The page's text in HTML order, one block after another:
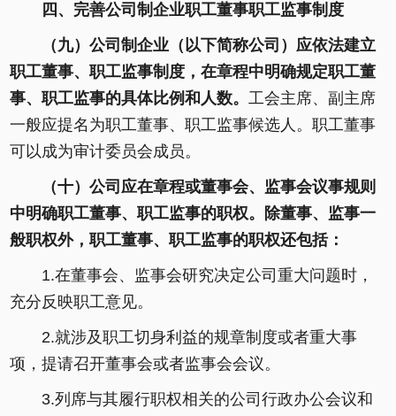
四、完善公司制企业职工董事职工监事制度
（九）公司制企业（以下简称公司）应依法建立
职工董事、职工监事制度，在章程中明确规定职工董
事、职工监事的具体比例和人数。 工会主席、副主席
一般应提名为职工董事、职工监事候选人。职工董事
可以成为审计委员会成员。
（十）公司应在章程或董事会、监事会议事规则
中明确职工董事、职工监事的职权。除董事、监事一
般职权外，职工董事、职工监事的职权还包括：
1.在董事会、监事会研究决定公司重大问题时，
充分反映职工意见。
2.就涉及职工切身利益的规章制度或者重大事
项，提请召开董事会或者监事会会议。
3.列席与其履行职权相关的公司行政办公会议和